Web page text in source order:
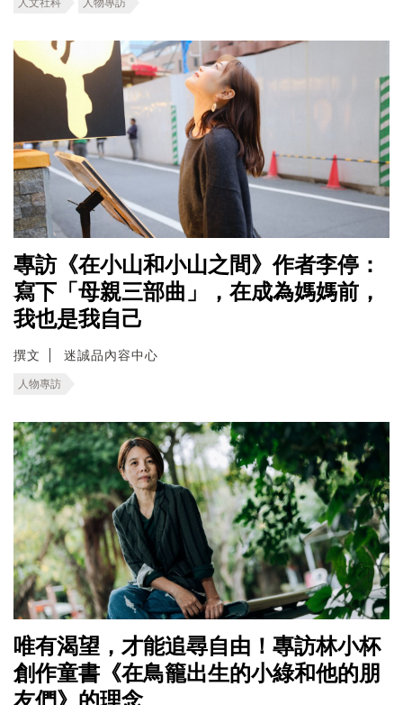
專訪《在小山和小山之間》作者李停：
寫下「母親三部曲」，在成為媽媽前，
我也是我自己
撰文 迷誠品內容中心
人物專訪
唯有渴望，才能追尋自由！專訪林小杯
創作童書《在鳥籠出生的小綠和他的朋
友們》的理念